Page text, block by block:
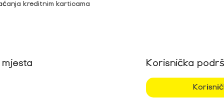
kreditnim karticama
Korisnička